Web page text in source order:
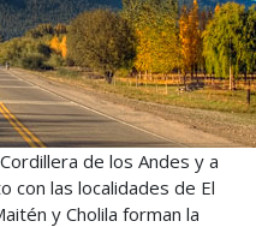
de los Andes y a
con las localidades de El
y Cholila forman la